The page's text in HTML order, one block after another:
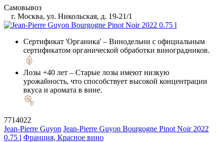
Самовывоз
г. Москва, ул. Никольская, д. 19-21/1
Сертификат 'Органика' – Винодельни с официальным
сертификатом органической обработки виноградников.
Лозы +40 лет – Старые лозы имеют низкую
урожайность, что способствует высокой концентрации
вкуса и аромата в вине.
7714022
Jean-Pierre Guyon Jean-Pierre Guyon Bourgogne Pinot Noir 2022
0.75 l Франция, Красное вино